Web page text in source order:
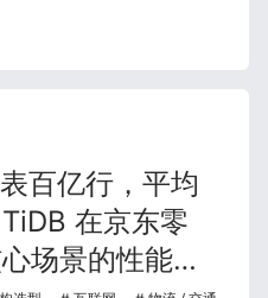
百亿行，平均
在京东零
场景的性能实